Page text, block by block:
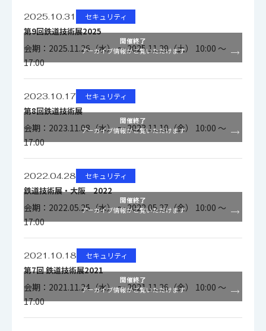
2025.10.31 セキュリティ
第9回鉄道技術展2025
会期：2025.11.26（水） ～ 2025.11.29（土） 10:00 ～
17:00
開催終了
アーカイブ情報がご覧いただけます
2023.10.17 セキュリティ
第8回鉄道技術展
会期：2023.11.08（水） ～ 2023.11.10（金） 10:00 ～
17:00
開催終了
アーカイブ情報がご覧いただけます
2022.04.28 セキュリティ
鉄道技術展・大阪 2022
会期：2022.05.25（水） ～ 2022.05.27（金） 10:00 ～
17:00
開催終了
アーカイブ情報がご覧いただけます
2021.10.18 セキュリティ
第7回 鉄道技術展2021
会期：2021.11.24（水） ～ 2021.11.26（金） 10:00 ～
17:00
開催終了
アーカイブ情報がご覧いただけます